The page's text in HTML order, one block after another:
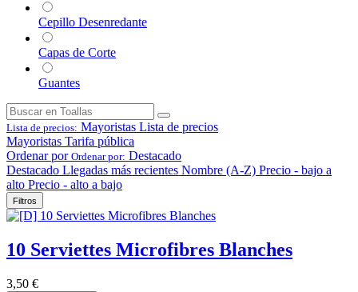
Cepillo Desenredante
Capas de Corte
Guantes
Lista de precios: Mayoristas Lista de precios
Mayoristas Tarifa pública
Ordenar por Ordenar por: Destacado
Destacado Llegadas más recientes Nombre (A-Z) Precio - bajo a
alto Precio - alto a bajo
Filtros
10 Serviettes Microfibres Blanches
3,50 €